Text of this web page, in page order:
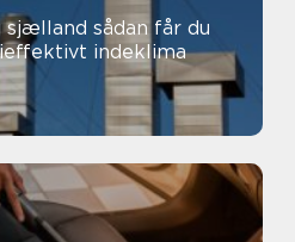
får du
indeklima